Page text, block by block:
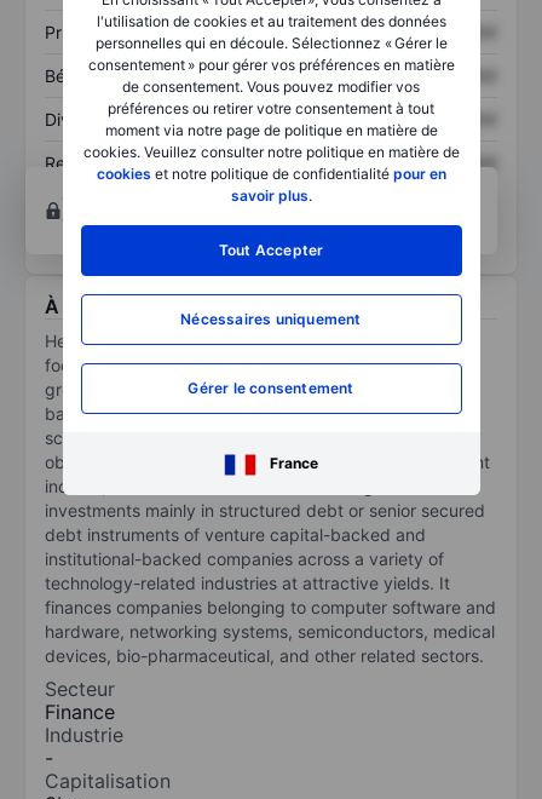
l'utilisation de cookies et au traitement des données
personnelles qui en découle. Sélectionnez « Gérer le
consentement » pour gérer vos préférences en matière
de consentement. Vous pouvez modifier vos
préférences ou retirer votre consentement à tout
moment via notre page de politique en matière de
cookies. Veuillez consulter notre politique en matière de
cookies et notre politique de confidentialité pour en
savoir plus.
Tout Accepter
Nécessaires uniquement
Gérer le consentement
France
Prix / ventes XXXXXXX XXXXXXX
Bénéfice par action XXXXXXX XXXXXXX
Dividende par action XXXXXXX XXXXXXX
Rendement des
capitaux propres
XXXXXXX
XXXXXXX
Ouvrir un compte
pour accéder à d’autres outils
techniques et d’analyses.
À propos Hercules Capital Inc.
Hercules Capital Inc is a specialty finance company
focused on providing senior secured loans to high-
growth, venture capital-backed, and institutional-
backed companies in a variety of technology and life
sciences industries. The company's primary business
objectives are to increase its net income, net investment
income, and net asset value (NAV) through its
investments mainly in structured debt or senior secured
debt instruments of venture capital-backed and
institutional-backed companies across a variety of
technology-related industries at attractive yields. It
finances companies belonging to computer software and
hardware, networking systems, semiconductors, medical
devices, bio-pharmaceutical, and other related sectors.
Secteur
Finance
Industrie
-
Capitalisation